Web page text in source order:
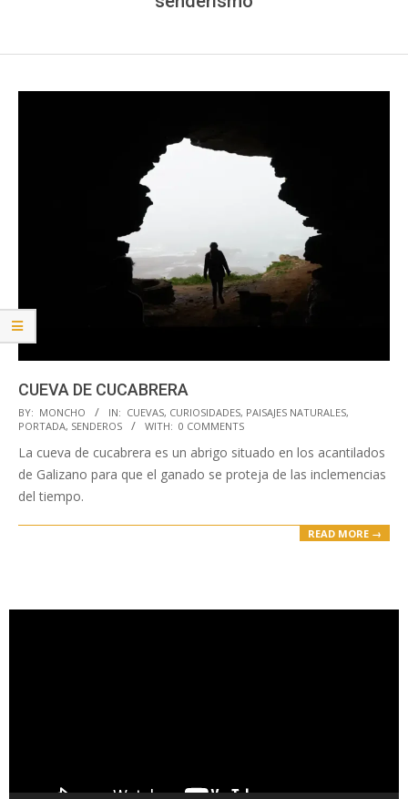
CUEVA DE CUCABRERA
2023-
05-
26
BY: MONCHO IN: CUEVAS, CURIOSIDADES, PAISAJES NATURALES,
PORTADA, SENDEROS WITH: 0 COMMENTS
La cueva de cucabrera es un abrigo situado en los acantilados
de Galizano para que el ganado se proteja de las inclemencias
del tiempo.
READ MORE →